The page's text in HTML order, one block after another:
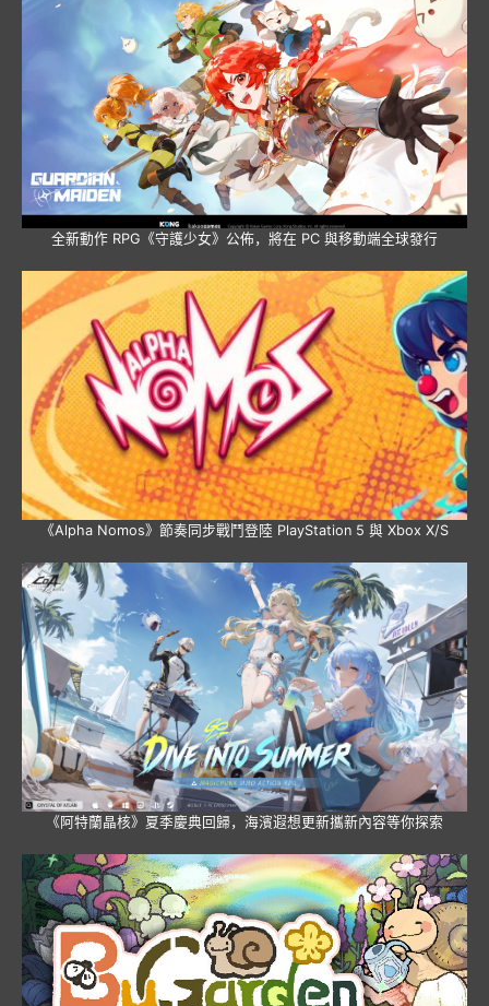
全新動作 RPG《守護少女》公佈，將在 PC 與移動端全球發行
《Alpha Nomos》節奏同步戰鬥登陸 PlayStation 5 與 Xbox X/S
《阿特蘭晶核》夏季慶典回歸，海濱遐想更新攜新內容等你探索